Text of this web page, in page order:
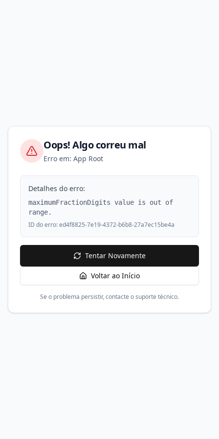
Oops! Algo correu mal
Erro em: App Root
Detalhes do erro:
maximumFractionDigits value is out of
range.
ID do erro:ed4f8825-7e19-4372-b6b8-27a7ec15be4a
Tentar Novamente
Voltar ao Início
Se o problema persistir, contacte o suporte técnico.